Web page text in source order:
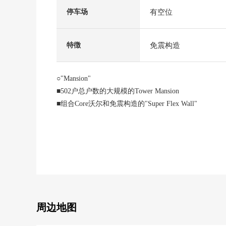
停车场 有空位
特徴 免震构造
○"Mansion"
■502户总户数的大规模的Tower Mansion
■组合Core沃尔和免震构造
■能使用3沿线的位置
周边地图